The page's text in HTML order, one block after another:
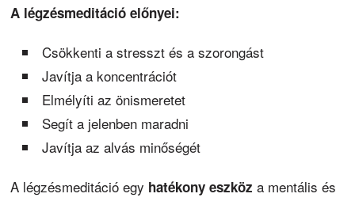
A légzésmeditáció előnyei:
Csökkenti a stresszt és a szorongást
Javítja a koncentrációt
Elmélyíti az önismeretet
Segít a jelenben maradni
Javítja az alvás minőségét
A légzésmeditáció egy hatékony eszköz a mentális és